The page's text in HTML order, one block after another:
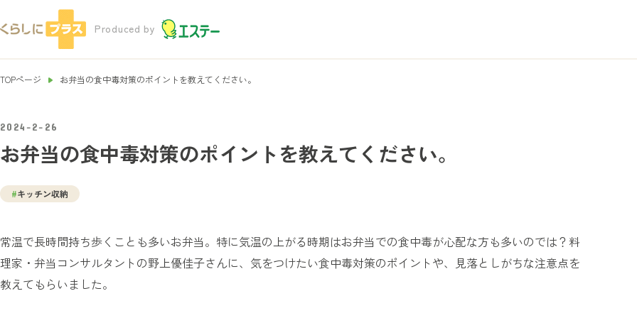
Produced by
TOPページ お弁当の食中毒対策のポイントを教えてください。
2024-2-26
お弁当の食中毒対策のポイントを教えてください。
#キッチン収納
常温で長時間持ち歩くことも多いお弁当。特に気温の上がる時期はお弁当での食中毒が心配な方も多いのでは？料
理家・弁当コンサルタントの野上優佳子さんに、気をつけたい食中毒対策のポイントや、見落としがちな注意点を
教えてもらいました。